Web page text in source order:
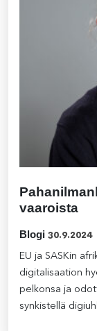
vaaroista
Blogi 30.9.2024
EU ja SASKin
digitalisaation
pelkonsa ja
synkistellä